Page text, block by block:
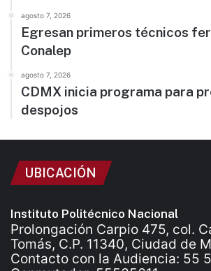
agosto 7, 2026
Egresan primeros técnicos
Conalep
agosto 7, 2026
CDMX inicia programa para
despojos
UBICACIÓN
Instituto Politécnico Nacional
Prolongación Carpio 475, col.
Tomás, C.P. 11340, Ciudad de
Contacto con la Audiencia: 55